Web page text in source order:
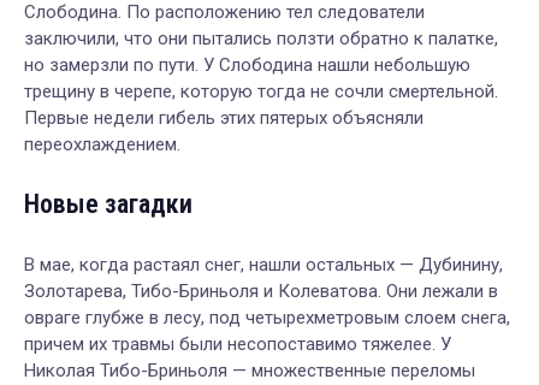
Слободина. По расположению тел следователи
заключили, что они пытались ползти обратно к палатке,
но замерзли по пути. У Слободина нашли небольшую
трещину в черепе, которую тогда не сочли смертельной.
Первые недели гибель этих пятерых объясняли
переохлаждением.
Новые загадки
В мае, когда растаял снег, нашли остальных — Дубинину,
Золотарева, Тибо-Бриньоля и Колеватова. Они лежали в
овраге глубже в лесу, под четырехметровым слоем снега,
причем их травмы были несопоставимо тяжелее. У
Николая Тибо-Бриньоля — множественные переломы